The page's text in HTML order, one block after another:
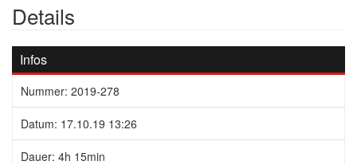
Details
Infos
Nummer: 2019-278
Datum: 17.10.19 13:26
Dauer: 4h 15min